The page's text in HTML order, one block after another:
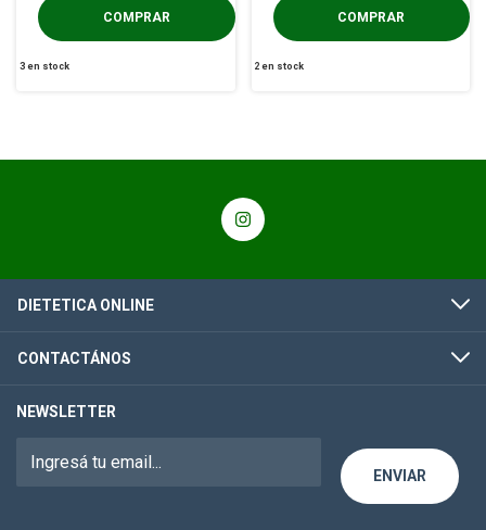
3en stock 2 en stock
DIETETICA ONLINE
CONTACTÁNOS
NEWSLETTER